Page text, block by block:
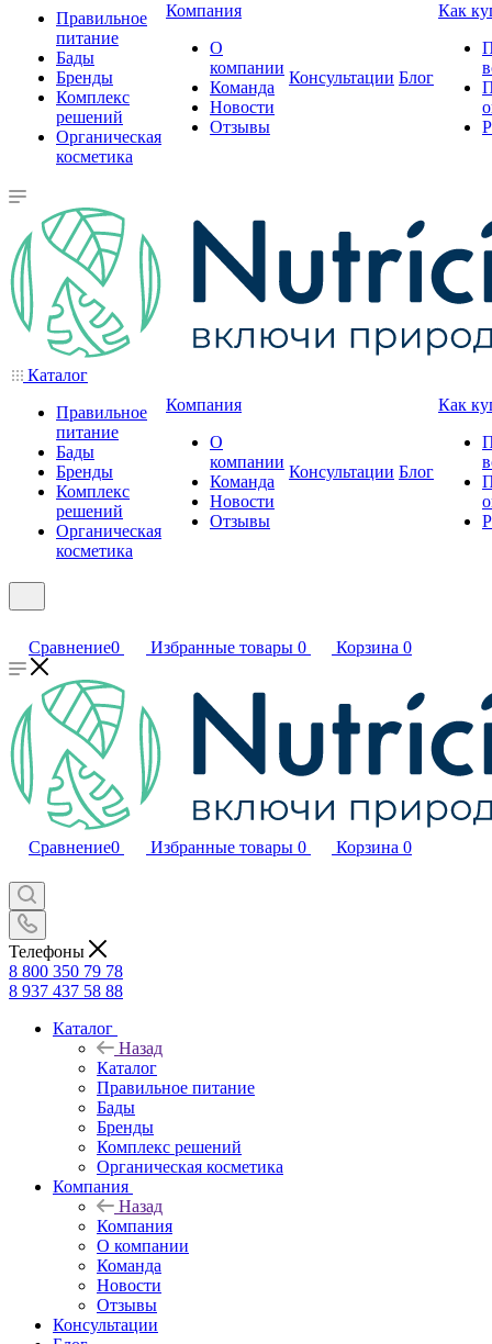
Правильное
питание
Бады
Бренды
Комплекс
решений
Органическая
косметика
Компания
О
компании
Команда
Новости
Отзывы
Консультации Блог
Как
Каталог
Правильное
питание
Бады
Бренды
Комплекс
решений
Органическая
косметика
Компания
О
компании
Команда
Новости
Отзывы
Консультации Блог
Как
Сравнение0 Избранные товары 0 Корзина 0
Сравнение0 Избранные товары 0 Корзина 0
Телефоны
8 800 350 79 78
8 937 437 58 88
Каталог
Назад
Каталог
Правильное питание
Бады
Бренды
Комплекс решений
Органическая косметика
Компания
Назад
Компания
О компании
Команда
Новости
Отзывы
Консультации